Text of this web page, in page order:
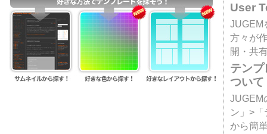
User
JUGEM
方々が
開・共
テン
ついて
JUGEM
ン」>
から簡